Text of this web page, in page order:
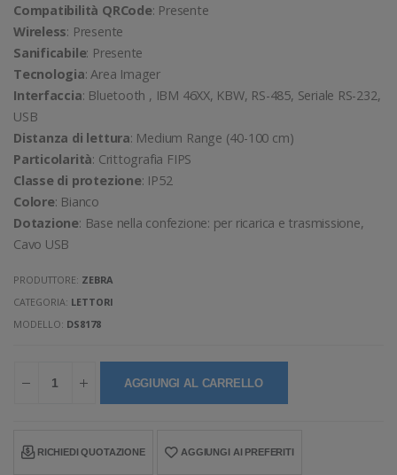
Compatibilità QRCode: Presente
Wireless: Presente
Sanificabile: Presente
Tecnologia: Area Imager
Interfaccia: Bluetooth , IBM 46XX, KBW, RS-485, Seriale RS-232,
USB
Distanza di lettura: Medium Range (40-100 cm)
Particolarità: Crittografia FIPS
Classe di protezione: IP52
Colore: Bianco
Dotazione: Base nella confezione: per ricarica e trasmissione,
Cavo USB
PRODUTTORE: ZEBRA
CATEGORIA: LETTORI
MODELLO: DS8178
AGGIUNGI AL CARRELLO
RICHIEDI QUOTAZIONE AGGIUNGI AI PREFERITI